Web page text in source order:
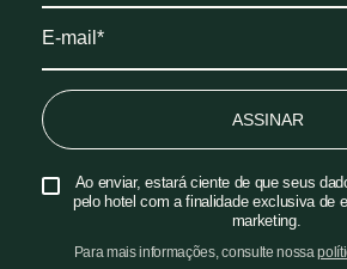
ASSINAR
Ao enviar, estará ciente de que seus
pelo hotel com a finalidade exclusiva de
marketing.
Para mais informações, consulte nossa